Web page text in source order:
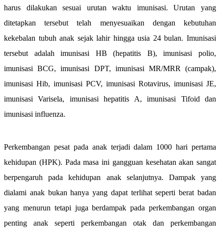
harus dilakukan sesuai urutan waktu imunisasi. Urutan yang
ditetapkan tersebut telah menyesuaikan dengan kebutuhan
kekebalan tubuh anak sejak lahir hingga usia 24 bulan. Imunisasi
tersebut adalah imunisasi HB (hepatitis B), imunisasi polio,
imunisasi BCG, imunisasi DPT, imunisasi MR/MRR (campak),
imunisasi Hib, imunisasi PCV, imunisasi Rotavirus, imunisasi JE,
imunisasi Varisela, imunisasi hepatitis A, imunisasi Tifoid dan
imunisasi influenza.
Perkembangan pesat pada anak terjadi dalam 1000 hari pertama
kehidupan (HPK). Pada masa ini gangguan kesehatan akan sangat
berpengaruh pada kehidupan anak selanjutnya. Dampak yang
dialami anak bukan hanya yang dapat terlihat seperti berat badan
yang menurun tetapi juga berdampak pada perkembangan organ
penting anak seperti perkembangan otak dan perkembangan